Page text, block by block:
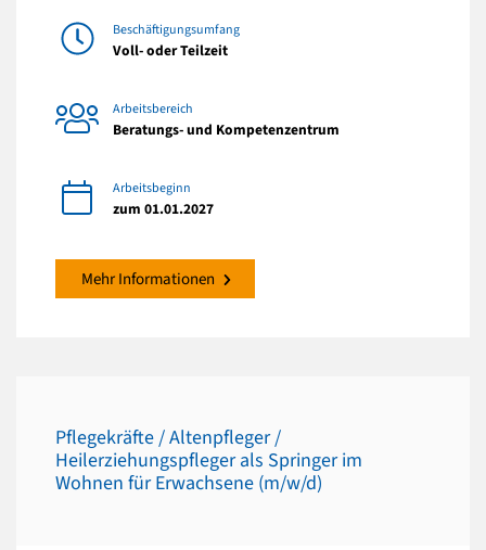
Beschäftigungsumfang
Voll- oder Teilzeit
Arbeitsbereich
Beratungs- und Kompetenzentrum
Arbeitsbeginn
zum 01.01.2027
Mehr Informationen
Pflegekräfte / Altenpfleger /
Heilerziehungspfleger als Springer im
Wohnen für Erwachsene (m/w/d)